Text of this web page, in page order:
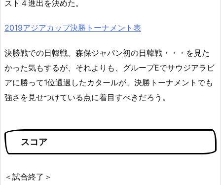
スト４進出を決めた。
2019アジアカップ決勝トーナメント表
決勝戦での日韓戦、森保ジャパン初の日韓戦・・・を見た
かった気もするが、それよりも、グループEでサウジアラビ
アに勝って1位通過したカタールが、決勝トーナメントでも
強さを見せつけている点に着目すべきだろう。
スコア
＜試合終了＞